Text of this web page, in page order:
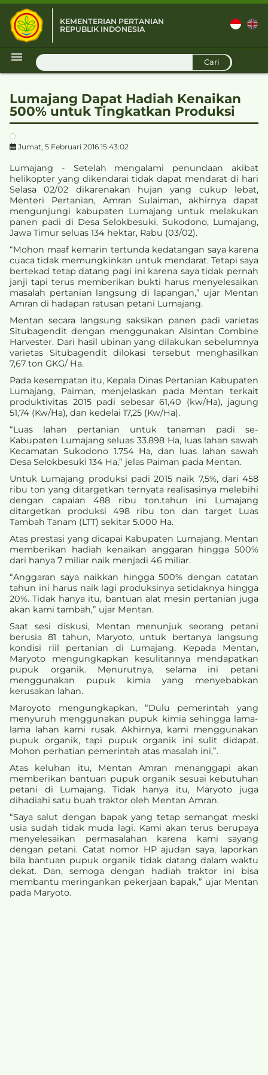
KEMENTERIAN PERTANIAN
REPUBLIK INDONESIA
Cari
D
Lumajang Dapat Hadiah Kenaikan
500% untuk Tingkatkan Produksi
Jumat, 5 Februari 2016 15:43:02
Lumajang - Setelah mengalami penundaan akibat
helikopter yang dikendarai tidak dapat mendarat di hari
Selasa 02/02 dikarenakan hujan yang cukup lebat,
Menteri Pertanian, Amran Sulaiman, akhirnya dapat
mengunjungi kabupaten Lumajang untuk melakukan
panen padi di Desa Selokbesuki, Sukodono, Lumajang,
Jawa Timur seluas 134 hektar, Rabu (03/02).
“Mohon maaf kemarin tertunda kedatangan saya karena
cuaca tidak memungkinkan untuk mendarat. Tetapi saya
bertekad tetap datang pagi ini karena saya tidak pernah
janji tapi terus memberikan bukti harus menyelesaikan
masalah pertanian langsung di lapangan,” ujar Mentan
Amran di hadapan ratusan petani Lumajang.
Mentan secara langsung saksikan panen padi varietas
Situbagendit dengan menggunakan Alsintan Combine
Harvester. Dari hasil ubinan yang dilakukan sebelumnya
varietas Situbagendit dilokasi tersebut menghasilkan
7,67 ton GKG/ Ha.
Pada kesempatan itu, Kepala Dinas Pertanian Kabupaten
Lumajang, Paiman, menjelaskan pada Mentan terkait
produktivitas 2015 padi sebesar 61,40 (kw/Ha), jagung
51,74 (Kw/Ha), dan kedelai 17,25 (Kw/Ha).
“Luas lahan pertanian untuk tanaman padi se-
Kabupaten Lumajang seluas 33.898 Ha, luas lahan sawah
Kecamatan Sukodono 1.754 Ha, dan luas lahan sawah
Desa Selokbesuki 134 Ha,” jelas Paiman pada Mentan.
Untuk Lumajang produksi padi 2015 naik 7,5%, dari 458
ribu ton yang ditargetkan ternyata realisasinya melebihi
dengan capaian 488 ribu ton.tahun ini Lumajang
ditargetkan produksi 498 ribu ton dan target Luas
Tambah Tanam (LTT) sekitar 5.000 Ha.
Atas prestasi yang dicapai Kabupaten Lumajang, Mentan
memberikan hadiah kenaikan anggaran hingga 500%
dari hanya 7 miliar naik menjadi 46 miliar.
“Anggaran saya naikkan hingga 500% dengan catatan
tahun ini harus naik lagi produksinya setidaknya hingga
20%. Tidak hanya itu, bantuan alat mesin pertanian juga
akan kami tambah,” ujar Mentan.
Saat sesi diskusi, Mentan menunjuk seorang petani
berusia 81 tahun, Maryoto, untuk bertanya langsung
kondisi riil pertanian di Lumajang. Kepada Mentan,
Maryoto mengungkapkan kesulitannya mendapatkan
pupuk organik. Menurutnya, selama ini petani
menggunakan pupuk kimia yang menyebabkan
kerusakan lahan.
Maroyoto mengungkapkan, “Dulu pemerintah yang
menyuruh menggunakan pupuk kimia sehingga lama-
lama lahan kami rusak. Akhirnya, kami menggunakan
pupuk organik, tapi pupuk organik ini sulit didapat.
Mohon perhatian pemerintah atas masalah ini,”.
Atas keluhan itu, Mentan Amran menanggapi akan
memberikan bantuan pupuk organik sesuai kebutuhan
petani di Lumajang. Tidak hanya itu, Maryoto juga
dihadiahi satu buah traktor oleh Mentan Amran.
“Saya salut dengan bapak yang tetap semangat meski
usia sudah tidak muda lagi. Kami akan terus berupaya
menyelesaikan permasalahan karena kami sayang
dengan petani. Catat nomor HP ajudan saya, laporkan
bila bantuan pupuk organik tidak datang dalam waktu
dekat. Dan, semoga dengan hadiah traktor ini bisa
membantu meringankan pekerjaan bapak,” ujar Mentan
pada Maryoto.